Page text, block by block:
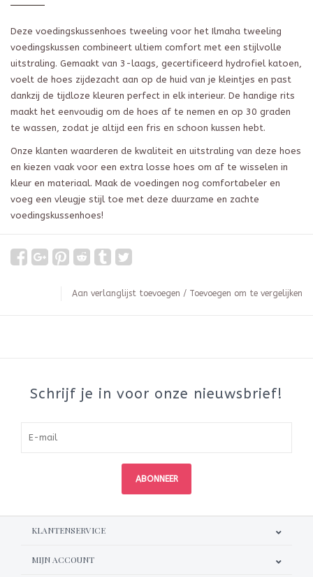
Deze voedingskussenhoes tweeling voor het Ilmaha tweeling
voedingskussen combineert ultiem comfort met een stijlvolle
uitstraling. Gemaakt van 3-laags, gecertificeerd hydrofiel katoen,
voelt de hoes zijdezacht aan op de huid van je kleintjes en past
dankzij de tijdloze kleuren perfect in elk interieur. De handige rits
maakt het eenvoudig om de hoes af te nemen en op 30 graden
te wassen, zodat je altijd een fris en schoon kussen hebt.
Onze klanten waarderen de kwaliteit en uitstraling van deze hoes
en kiezen vaak voor een extra losse hoes om af te wisselen in
kleur en materiaal. Maak de voedingen nog comfortabeler en
voeg een vleugje stijl toe met deze duurzame en zachte
voedingskussenhoes!
Aan verlanglijst toevoegen / Toevoegen om te vergelijken
Schrijf je in voor onze nieuwsbrief!
ABONNEER
KLANTENSERVICE
MIJN ACCOUNT